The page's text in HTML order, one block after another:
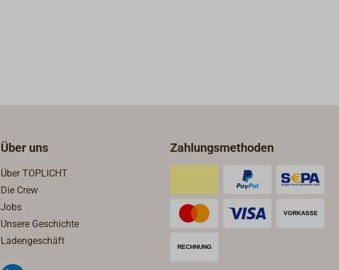
Über uns
Über TOPLICHT
Die Crew
Jobs
Unsere Geschichte
Ladengeschäft
Zahlungsmethoden